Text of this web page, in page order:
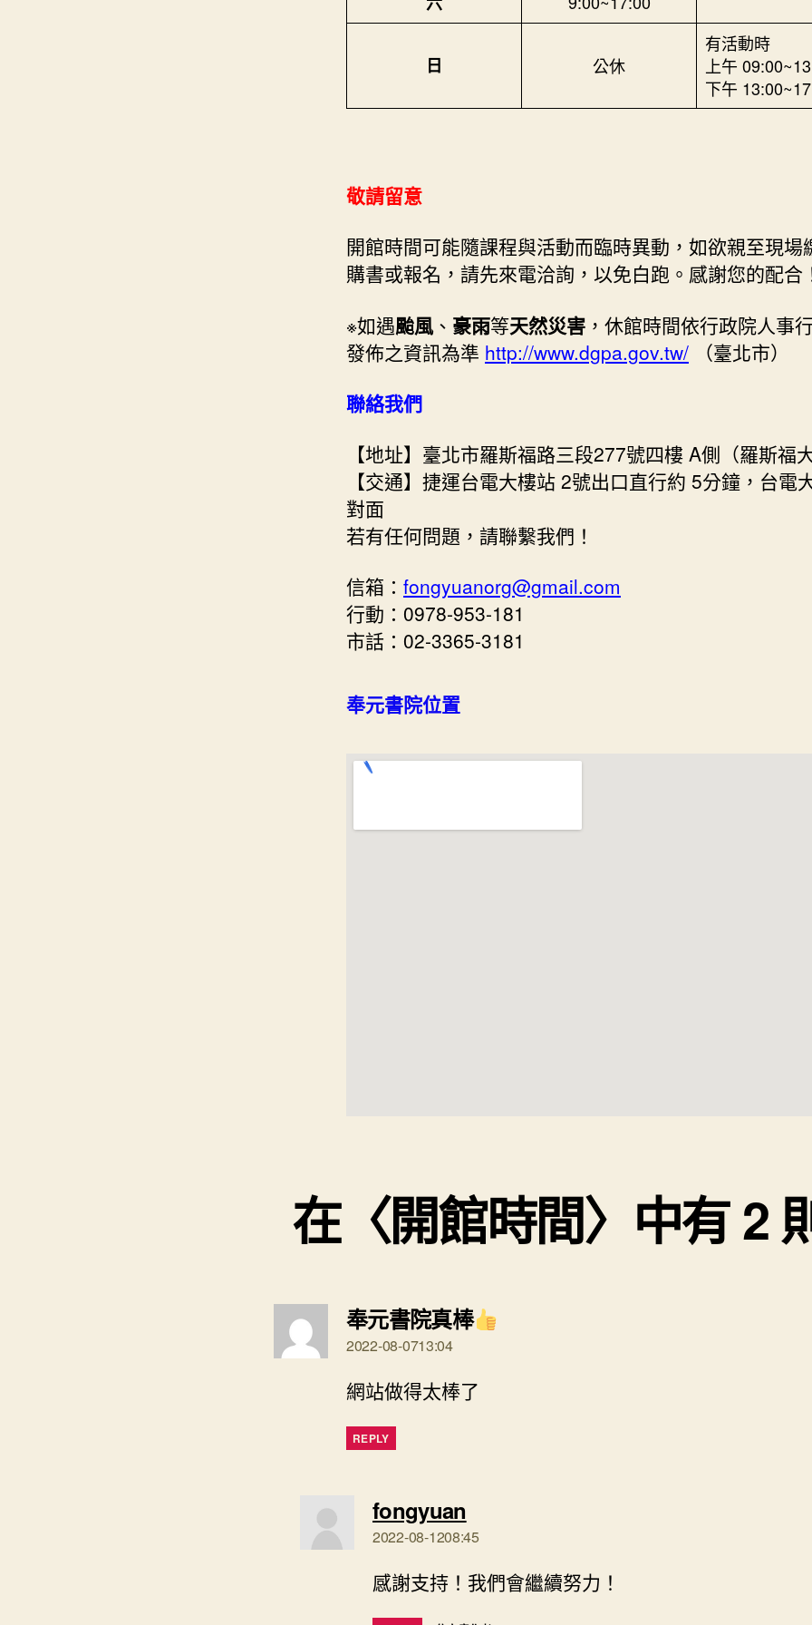
日 公休
有活動時
上午
下午
敬請留意
開館時間可能隨課程與活動而臨時異動，如欲親至現場
購書或報名，請先來電洽詢，以免白跑。感謝您的配合
※如遇颱風、 豪雨等天然災害 ，休館時間依行政院人事
發佈之資訊為準 http://www.dgpa.gov.tw/
（臺北市）
聯絡我們
【地址】臺北市羅斯福路三段277號四樓 A側（羅斯福
【交通】捷運台電大樓站 2號出口直行約 5分鐘，台電
對面
若有任何問題，請聯繫我們！
信箱： fongyuanorg@gmail.com
行動：0978-953-181
市話：02-3365-3181
奉元書院位置
在〈開館時間〉中有 2
奉元書院真棒
2022-08-0713:04
網站做得太棒了
REPLY
fongyuan
示:
2022-08-1208:45
感謝支持！我們會繼續努力！